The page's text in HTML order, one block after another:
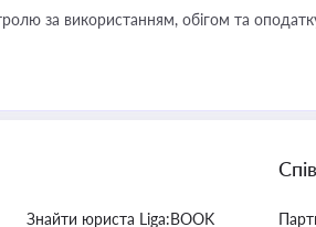
за використанням, обігом та
Знайти юриста Liga:BOOK